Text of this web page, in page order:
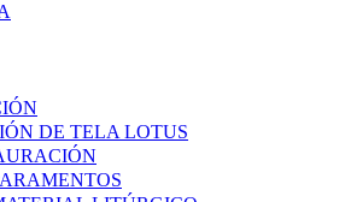
DE TELA LOTUS